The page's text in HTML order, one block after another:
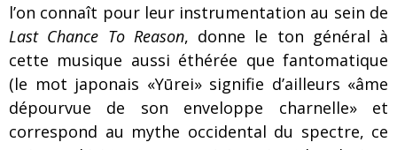
l’on connaît pour leur instrumentation au sein de
Last Chance To Reason, donne le ton général à
cette musique aussi éthérée que fantomatique
(le mot japonais «Yūrei» signifie d’ailleurs «âme
dépourvue de son enveloppe charnelle» et
correspond au mythe occidental du spectre, ce